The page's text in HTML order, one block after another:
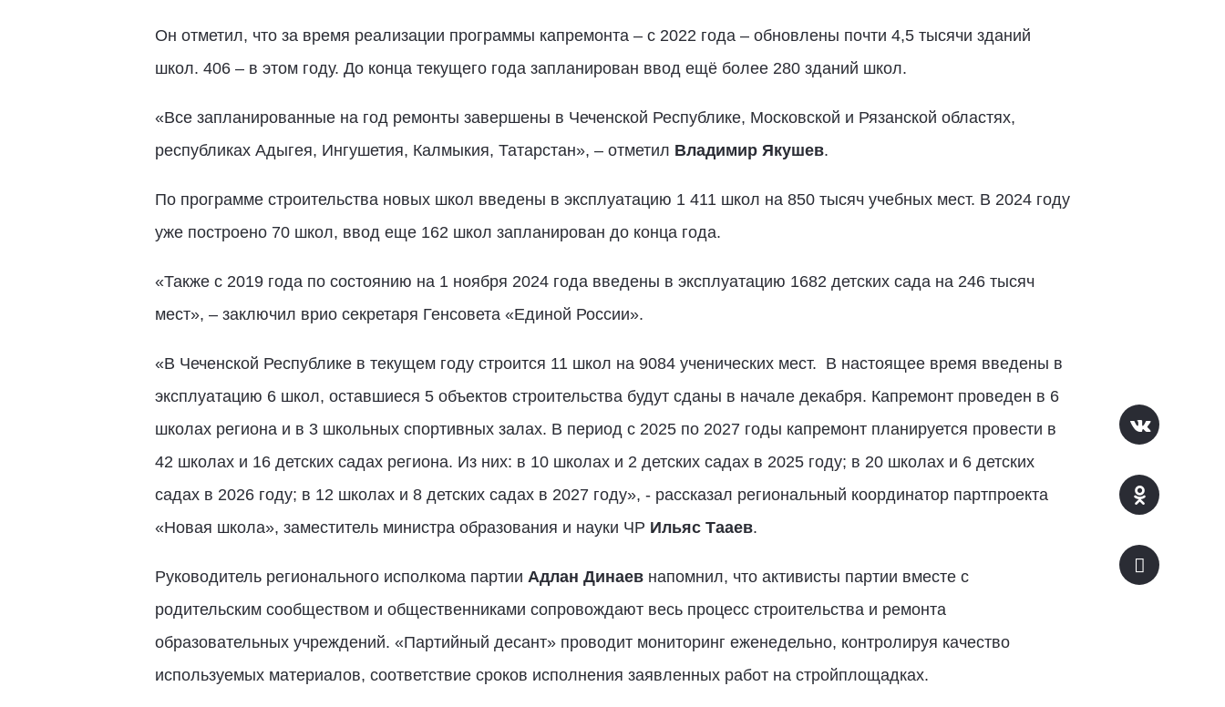
Он отметил, что за время реализации программы капремонта – с 2022 года – обновлены почти 4,5 тысячи зданий
школ. 406 – в этом году. До конца текущего года запланирован ввод ещё более 280 зданий школ.
«Все запланированные на год ремонты завершены в Чеченской Республике, Московской и Рязанской областях,
республиках Адыгея, Ингушетия, Калмыкия, Татарстан», – отметил Владимир Якушев.
По программе строительства новых школ введены в эксплуатацию 1 411 школ на 850 тысяч учебных мест. В 2024 году
уже построено 70 школ, ввод еще 162 школ запланирован до конца года.
«Также с 2019 года по состоянию на 1 ноября 2024 года введены в эксплуатацию 1682 детских сада на 246 тысяч
мест», – заключил врио секретаря Генсовета «Единой России».
«В Чеченской Республике в текущем году строится 11 школ на 9084 ученических мест. В настоящее время введены в
эксплуатацию 6 школ, оставшиеся 5 объектов строительства будут сданы в начале декабря. Капремонт проведен в 6
школах региона и в 3 школьных спортивных залах. В период с 2025 по 2027 годы капремонт планируется провести в
42 школах и 16 детских садах региона. Из них: в 10 школах и 2 детских садах в 2025 году; в 20 школах и 6 детских
садах в 2026 году; в 12 школах и 8 детских садах в 2027 году», - рассказал региональный координатор партпроекта
«Новая школа», заместитель министра образования и науки ЧР Ильяс Тааев.
Руководитель регионального исполкома партии Адлан Динаевнапомнил, что активисты партии вместе с
родительским сообществом и общественниками сопровождают весь процесс строительства и ремонта
образовательных учреждений. «Партийный десант» проводит мониторинг еженедельно, контролируя качество
используемых материалов, соответствие сроков исполнения заявленных работ на стройплощадках.